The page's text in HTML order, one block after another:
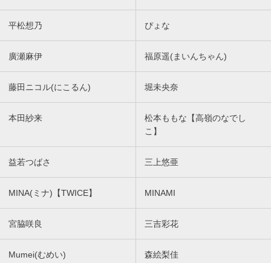
平松想乃 ぴょな
廣瀬麻伊 福原遥(まいんちゃん)
藤田ニコル(にこるん) 堀未央奈
本田紗来
松本ももな【高嶺のなでし
こ】
益若つばさ 三上悠亜
MINA(ミナ)【TWICE】 MINAMI
宮脇咲良 三吉彩花
Mumei(むめい) 森絵梨佳